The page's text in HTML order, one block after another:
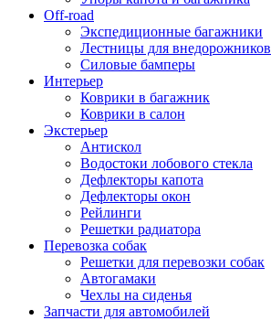
Off-road
Экспедиционные багажники
Лестницы для внедорожников
Силовые бамперы
Интерьер
Коврики в багажник
Коврики в салон
Экстерьер
Антискол
Водостоки лобового стекла
Дефлекторы капота
Дефлекторы окон
Рейлинги
Решетки радиатора
Перевозка собак
Решетки для перевозки собак
Автогамаки
Чехлы на сиденья
Запчасти для автомобилей